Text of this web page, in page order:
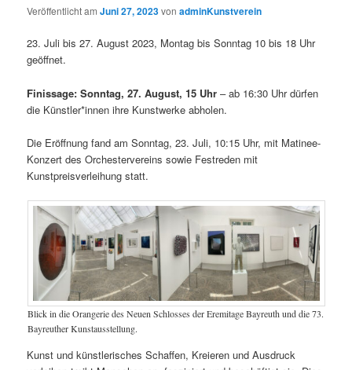
Veröffentlicht amJuni 27, 2023vonadminKunstverein
23. Juli bis 27. August 2023, Montag bis Sonntag 10 bis 18 Uhr
geöffnet.
Finissage: Sonntag, 27. August, 15 Uhr – ab 16:30 Uhr dürfen
die Künstler*innen ihre Kunstwerke abholen.
Die Eröffnung fand am Sonntag, 23. Juli, 10:15 Uhr, mit Matinee-
Konzert des Orchestervereins sowie Festreden mit
Kunstpreisverleihung statt.
Blick in die Orangerie des Neuen Schlosses der Eremitage Bayreuth und die 73.
Bayreuther Kunstausstellung.
Kunst und künstlerisches Schaffen, Kreieren und Ausdruck